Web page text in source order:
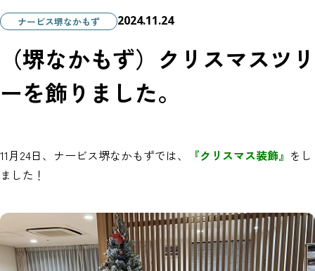
ナービス堺なかもず 2024.11.24
（堺なかもず）クリスマスツリ
ーを飾りました。
11月24日、ナービス堺なかもずでは、 『クリスマス装飾』 をし
ました！